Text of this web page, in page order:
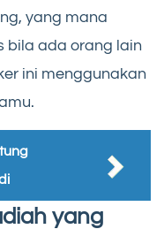
yang mana
bila ada orang lain
ini menggunakan
yang